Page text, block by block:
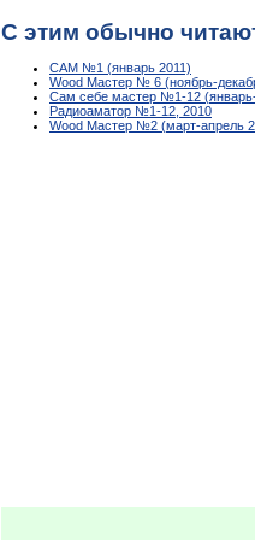
С этим обычно
САМ №1 (январь 2011)
Wood Мастер № 6 (ноябрь-
Сам себе мастер №1-12
Радиоаматор №1-12, 2010
Wood Мастер №2 (март-апрель